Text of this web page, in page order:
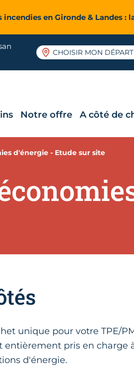
en Gironde & Landes :
CHOISIR MON
Notre offre A côté de
d'énergie - Etude sur site
unique pour votre TPE/
pris en charge
d'énergie.